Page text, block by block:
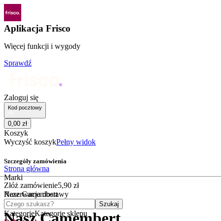
Aplikacja Frisco
Więcej funkcji i wygody
Sprawdź
Zaloguj się
Kod pocztowy
0,00 zł
Koszyk
Wyczyść koszykPełny widok
Szczegóły zamówienia
Złóż zamówienie5,90 zł
Rezerwacja dostawy
Czego szukasz?
Szukaj
KategorieKategorie sklepu
Strona główna
Marki
Nasz Camembert